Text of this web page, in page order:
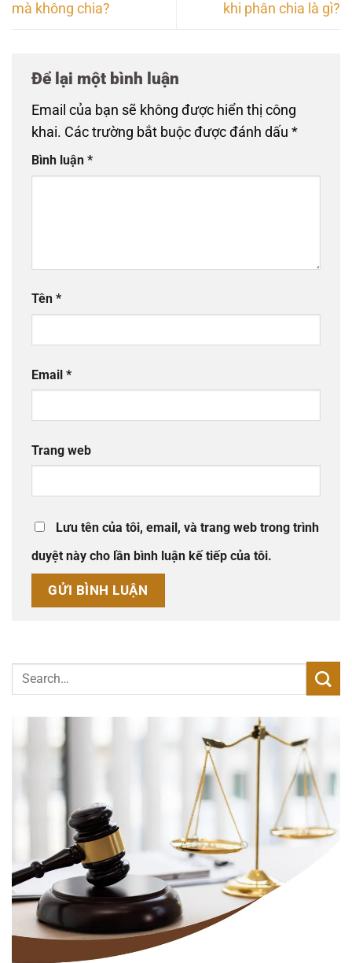
mà không chia? khi phân chia là gì?
Để lại một bình luận
Email của bạn sẽ không được hiển thị công
khai. Các trường bắt buộc được đánh dấu *
Bình luận *
Tên *
Email *
Trang web
Lưu tên của tôi, email, và trang web trong trình
duyệt này cho lần bình luận kế tiếp của tôi.